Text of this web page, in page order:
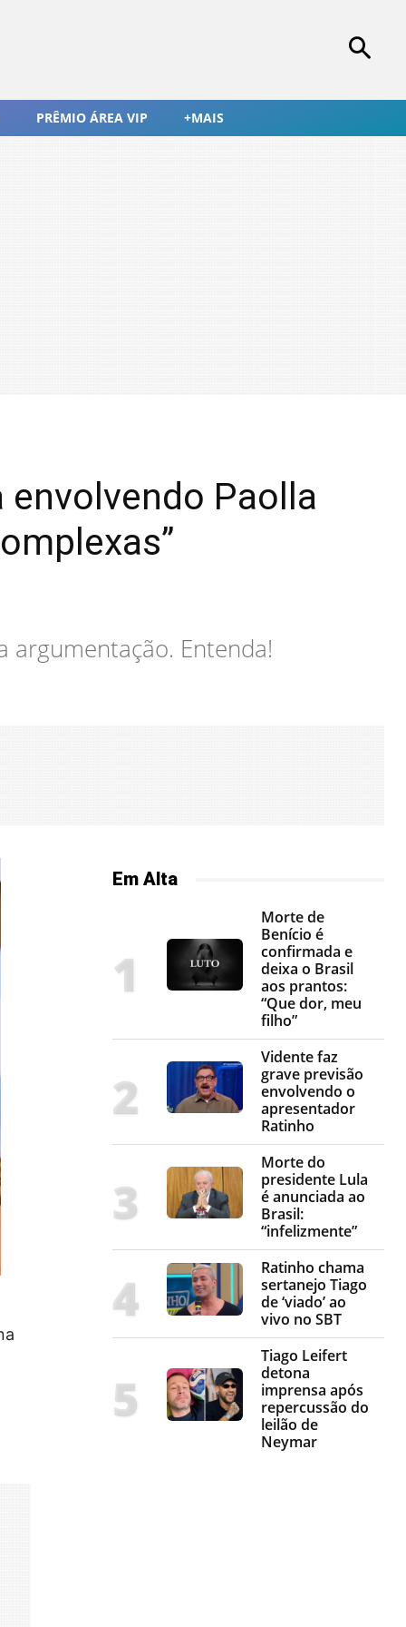
PRÊMIO ÁREA VIP +MAIS
Paolla
argumentação. Entenda!
Em Alta
Morte de
Benício é
confirmada e
deixa o Brasil
aos prantos:
“Que dor, meu
filho”
Vidente faz
grave previsão
envolvendo o
apresentador
Ratinho
Morte do
presidente Lula
é anunciada ao
Brasil:
“infelizmente”
Ratinho chama
sertanejo Tiago
de ‘viado’ ao
vivo no SBT
Tiago Leifert
detona
imprensa após
repercussão do
leilão de
Neymar